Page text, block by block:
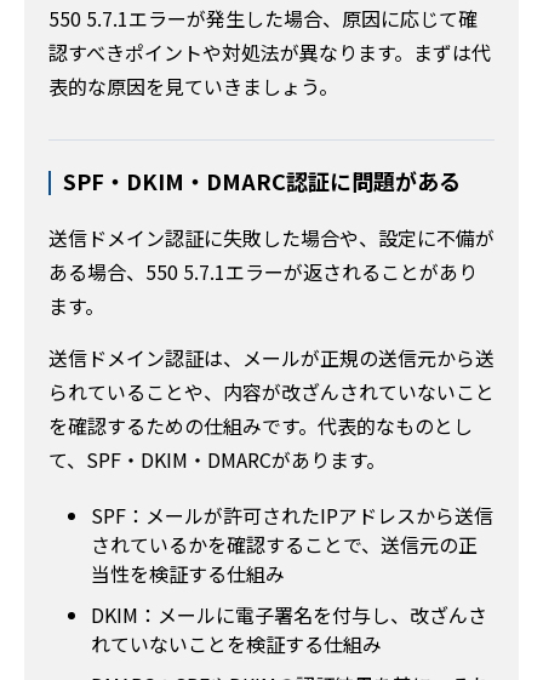
550 5.7.1エラーが発生した場合、原因に応じて確
認すべきポイントや対処法が異なります。まずは代
表的な原因を見ていきましょう。
SPF・DKIM・DMARC認証に問題がある
送信ドメイン認証に失敗した場合や、設定に不備が
ある場合、550 5.7.1エラーが返されることがあり
ます。
送信ドメイン認証は、メールが正規の送信元から送
られていることや、内容が改ざんされていないこと
を確認するための仕組みです。代表的なものとし
て、SPF・DKIM・DMARCがあります。
SPF：メールが許可されたIPアドレスから送信
されているかを確認することで、送信元の正
当性を検証する仕組み
DKIM：メールに電子署名を付与し、改ざんさ
れていないことを検証する仕組み